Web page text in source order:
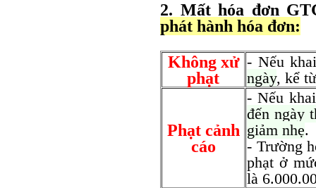
2. Mất hóa đơn
phát hành hóa đơn:
Không xử
phạt
- Nếu
ngày, kể
Phạt cảnh
cáo
- Nếu
đến ngày
giảm nhẹ.
- Trường
phạt ở
là